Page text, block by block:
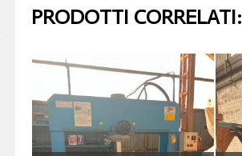
PRODOTTI CORRELATI: